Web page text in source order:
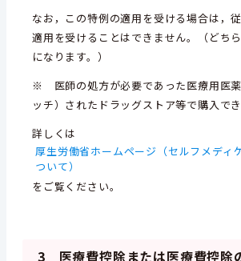
なお，この特例の適用を受ける場合は，
適用を受けることはできません。（どち
になります。）
※ 医師の処方が必要であった医療用医
ッチ）されたドラッグストア等で購入で
詳しくは
厚生労働省ホームページ（セルフメディ
ついて）
をご覧ください。
3 医療費控除または医療費控除